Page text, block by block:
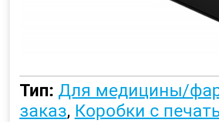
Тип: Для медицины/
заказ, Коробки с